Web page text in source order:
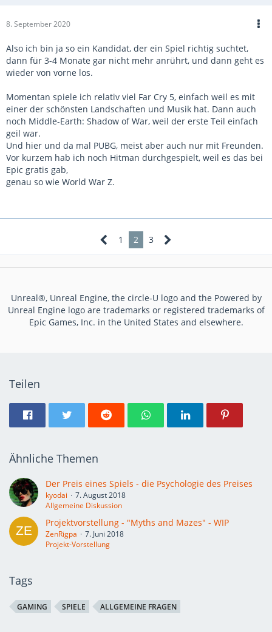
8. September 2020
Also ich bin ja so ein Kandidat, der ein Spiel richtig suchtet,
dann für 3-4 Monate gar nicht mehr anrührt, und dann geht es
wieder von vorne los.
Momentan spiele ich relativ viel Far Cry 5, einfach weil es mit
einer der schönsten Landschaften und Musik hat. Dann auch
noch Middle-Earth: Shadow of War, weil der erste Teil einfach
geil war.
Und hier und da mal PUBG, meist aber auch nur mit Freunden.
Vor kurzem hab ich noch Hitman durchgespielt, weil es das bei
Epic gratis gab,
genau so wie World War Z.
1 2 3
Unreal®, Unreal Engine, the circle-U logo and the Powered by
Unreal Engine logo are trademarks or registered trademarks of
Epic Games, Inc. in the United States and elsewhere.
Teilen
Ähnliche Themen
Der Preis eines Spiels - die Psychologie des Preises
kyodai
7. August 2018
Allgemeine Diskussion
Projektvorstellung - "Myths and Mazes" - WIP
ZenRigpa
7. Juni 2018
Projekt-Vorstellung
Tags
GAMING SPIELE ALLGEMEINE FRAGEN